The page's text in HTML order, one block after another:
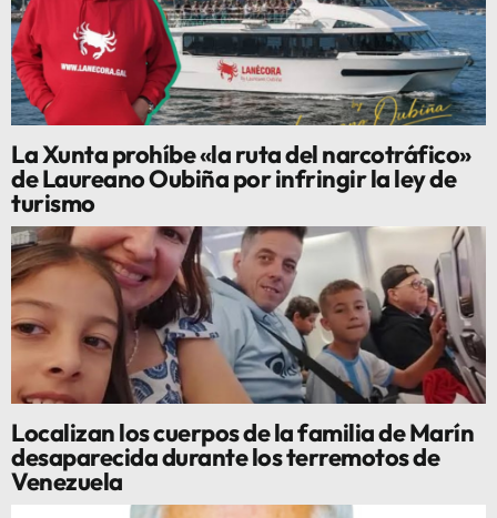
La Xunta prohíbe «la ruta del narcotráfico»
de Laureano Oubiña por infringir la ley de
turismo
Localizan los cuerpos de la familia de Marín
desaparecida durante los terremotos de
Venezuela